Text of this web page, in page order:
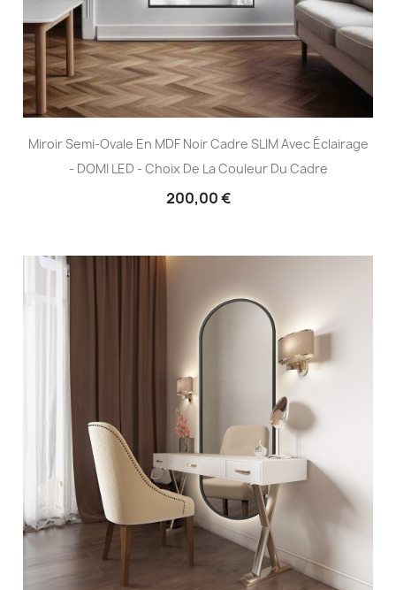
Miroir Semi-Ovale En MDF Noir Cadre SLIM Avec Éclairage
- DOMI LED - Choix De La Couleur Du Cadre
200,00 €